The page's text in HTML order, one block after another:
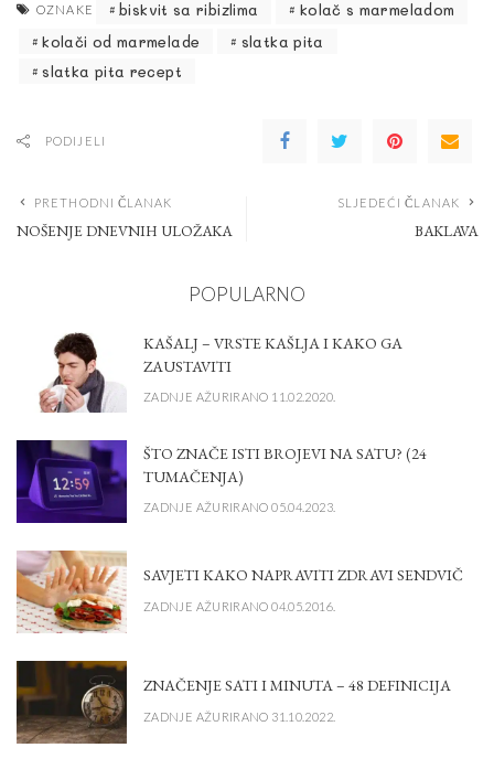
OZNAKE biskvit sa ribizlima
kolač s marmeladom
kolači od marmelade
slatka pita
slatka pita recept
PODIJELI
PRETHODNI ČLANAK
NOŠENJE DNEVNIH ULOŽAKA
SLJEDEĆI ČLANAK
BAKLAVA
POPULARNO
KAŠALJ – VRSTE KAŠLJA I KAKO GA
ZAUSTAVITI
ZADNJE AŽURIRANO 11.02.2020.
ŠTO ZNAČE ISTI BROJEVI NA SATU? (24
TUMAČENJA)
ZADNJE AŽURIRANO 05.04.2023.
SAVJETI KAKO NAPRAVITI ZDRAVI SENDVIČ
ZADNJE AŽURIRANO 04.05.2016.
ZNAČENJE SATI I MINUTA – 48 DEFINICIJA
ZADNJE AŽURIRANO 31.10.2022.